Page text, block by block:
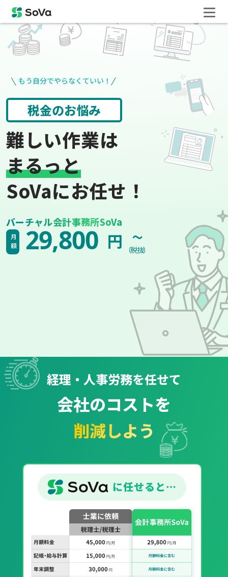
もう自分でやらなくていい！
請求書や領収書 役所手続き
難しい作業は
まるっと
SoVaにお任せ！
バーチャル会計事務所SoVa
月額 29,800 円 ~
（税抜）
経理・人事労務を任せて
会社のコストを
削減しよう